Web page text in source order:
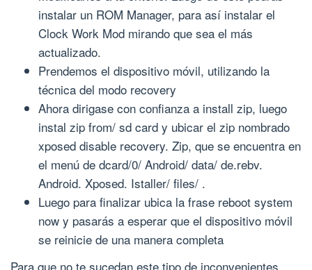
instalar un ROM Manager, para así instalar el
Clock Work Mod mirando que sea el más
actualizado.
Prendemos el dispositivo móvil, utilizando la
técnica del modo recovery
Ahora dirigase con confianza a install zip, luego
instal zip from/ sd card y ubicar el zip nombrado
xposed disable recovery. Zip, que se encuentra en
el menú de dcard/0/ Android/ data/ de.rebv.
Android. Xposed. Istaller/ files/ .
Luego para finalizar ubica la frase reboot system
now y pasarás a esperar que el dispositivo móvil
se reinicie de una manera completa
Para que no te sucedan este tipo de inconvenientes